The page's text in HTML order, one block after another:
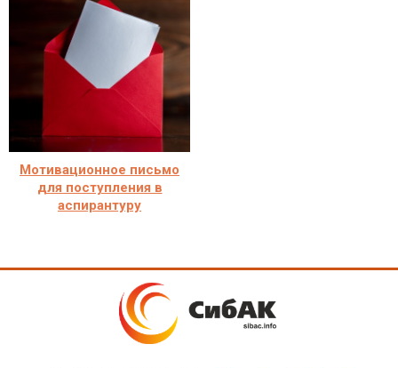
Мотивационное письмо
для поступления в
аспирантуру